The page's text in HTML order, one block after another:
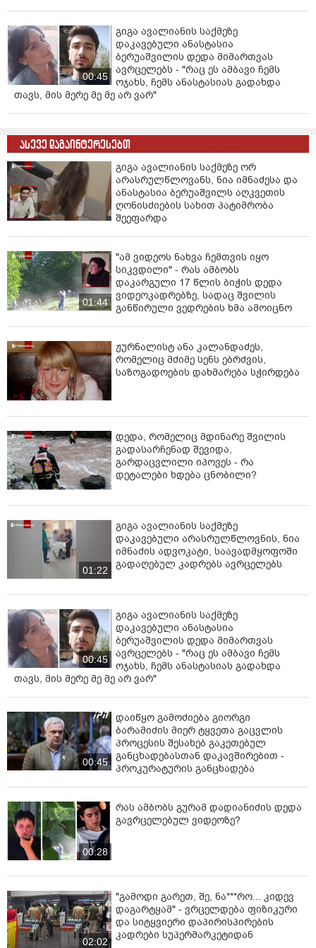
წვიმა, ხოლო 16 თებერვალს გამოიდარებს. ჰაერის
ტემპერატურა 14-15 თებერვალს დღისით +8 +10
გრადუსი დაფიქსირდება, 16 თებერვალს კი +15, +17
გრადუსამდე მოიმატებს.
ქართლში (რუსთავი, ბოლნისი, მარნეული, გარდაბანი,
გაწვიმდება, ხოლო 16 თებერვალს გამოიდარებს.
ჰაერის ტემპერატურა დღისით +18, +20 გრადუსი
დაფიქსირდება.
კახეთში (საგარეჯო, თელავი, გურჯაანი, სიღნაღი,
ლაგოდეხი, ყვარელი, ახმეტა, დედოფლისწყარო):14-
15 თებერვალს ზოგან გაწვიმდება, ხოლო 16
თებერვალს გამოიდარებს. ჰაერის ტემპერატურა
დღისით +18, +20 გრადუსი დაფიქსირდება.
აღმოსავლეთ საქართველოს მთიან რაიონებში
(ახალციხე, ბორჯომი, დუშეთი, თიანეთი, ფასანაური):
14-15 თებერვალს ზოგან გაწვიმდება, ხოლო 16
აღმოსავლეთ საქართველოს მაღალმთიან რაიონებში
(ახალქალაქი, წალკა, ბაკურიანი, გუდაური, ომალო):
14-15 თებერვალს ზოგან ნალექია მოსალოდნელი,
ტემპერატურა დღისით +8, +10 გრადუსი
დაფიქსირდება.
00:45
გიგა ავალიანის საქმეზე
დაკავებული ანასტასია
ბერუაშვილის დედა მიმართვას
ავრცელებს - "რაც ეს ამბავი ჩემს
ოჯახს, ჩემს ანასტასიას გადახდა
თავს, მის მერე მე მე არ ვარ"
ასევე დაგაინტერესებთ
გიგა ავალიანის საქმეზე ორ
არასრულწლოვანს, ნია იმნაძესა და
ანასტასია ბერუაშვილს აღკვეთის
ღონისძიების სახით პატიმრობა
შეეფარდა
01:44
"ამ ვიდეოს ნახვა ჩემთვის იყო
სიკვდილი" - რას ამბობს
დაკარგული 17 წლის ბიჭის დედა
ვიდეოკადრებზე, სადაც შვილის
განწირული ვედრების ხმა ამოიცნო
ჟურნალისტ ანა კალანდაძეს,
რომელიც მძიმე სენს ებრძვის,
საზოგადოების დახმარება სჭირდება
დედა, რომელიც მდინარე შვილის
გადასარჩენად შევიდა,
გარდაცვლილი იპოვეს - რა
დეტალები ხდება ცნობილი?
01:22
გიგა ავალიანის საქმეზე
დაკავებული არასრულწლოვნის, ნია
იმნაძის ადვოკატი, საავადმყოფოში
გადაღებულ კადრებს ავრცელებს
00:45
გიგა ავალიანის საქმეზე
დაკავებული ანასტასია
ბერუაშვილის დედა მიმართვას
ავრცელებს - "რაც ეს ამბავი ჩემს
ოჯახს, ჩემს ანასტასიას გადახდა
თავს, მის მერე მე მე არ ვარ"
00:45
დაიწყო გამოძიება გიორგი
ბარამიძის მიერ ტყვეთა გაცვლის
პროცესის შესახებ გაკეთებულ
განცხადებასთან დაკავშირებით -
პროკურატურის განცხადება
00:28
რას ამბობს გურამ დადიანიძის დედა
გავრცელებულ ვიდეოზე?
02:02
"გამოდი გარეთ, შე, ნა***რო... კიდევ
დაგარტყამ" - ვრცელდება ფიზიკური
და სიტყვიერი დაპირისპირების
კადრები სუპერმარკეტიდან